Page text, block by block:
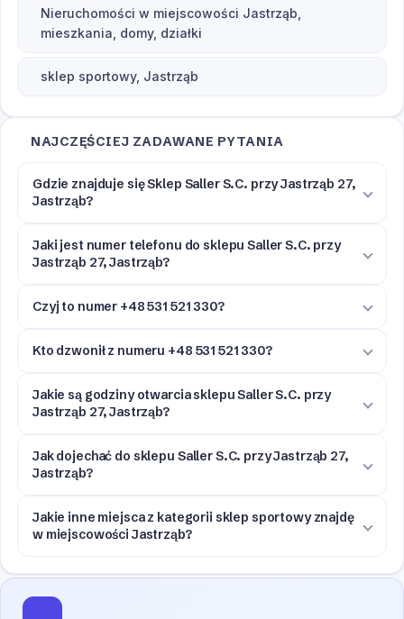
Nieruchomości w miejscowości Jastrząb,
mieszkania, domy, działki
sklep sportowy, Jastrząb
NAJCZĘŚCIEJ ZADAWANE PYTANIA
Gdzie znajduje się Sklep Saller S.C. przy Jastrząb 27,
Jastrząb?
Jaki jest numer telefonu do sklepu Saller S.C. przy
Jastrząb 27, Jastrząb?
Czyj to numer +48 531 521 330?
Kto dzwonił z numeru +48 531 521 330?
Jakie są godziny otwarcia sklepu Saller S.C. przy
Jastrząb 27, Jastrząb?
Jak dojechać do sklepu Saller S.C. przy Jastrząb 27,
Jastrząb?
Jakie inne miejsca z kategorii sklep sportowy znajdę
w miejscowości Jastrząb?